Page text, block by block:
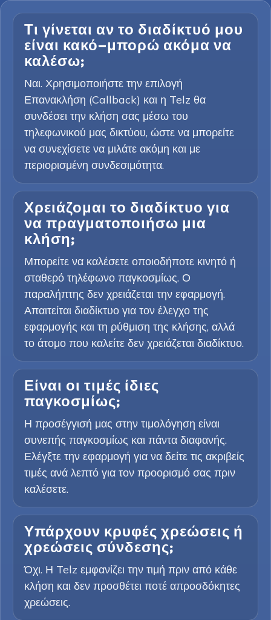
Τι γίνεται αν το διαδίκτυό μου
είναι κακό—μπορώ ακόμα να
καλέσω;
Ναι. Χρησιμοποιήστε την επιλογή
Επανακλήση (Callback) και η Telz θα
συνδέσει την κλήση σας μέσω του
τηλεφωνικού μας δικτύου, ώστε να μπορείτε
να συνεχίσετε να μιλάτε ακόμη και με
περιορισμένη συνδεσιμότητα.
Χρειάζομαι το διαδίκτυο για
να πραγματοποιήσω μια
κλήση;
Μπορείτε να καλέσετε οποιοδήποτε κινητό ή
σταθερό τηλέφωνο παγκοσμίως. Ο
παραλήπτης δεν χρειάζεται την εφαρμογή.
Απαιτείται διαδίκτυο για τον έλεγχο της
εφαρμογής και τη ρύθμιση της κλήσης, αλλά
το άτομο που καλείτε δεν χρειάζεται διαδίκτυο.
Είναι οι τιμές ίδιες
παγκοσμίως;
Η προσέγγισή μας στην τιμολόγηση είναι
συνεπής παγκοσμίως και πάντα διαφανής.
Ελέγξτε την εφαρμογή για να δείτε τις ακριβείς
τιμές ανά λεπτό για τον προορισμό σας πριν
καλέσετε.
Υπάρχουν κρυφές χρεώσεις ή
χρεώσεις σύνδεσης;
Όχι. Η Telz εμφανίζει την τιμή πριν από κάθε
κλήση και δεν προσθέτει ποτέ απροσδόκητες
χρεώσεις.